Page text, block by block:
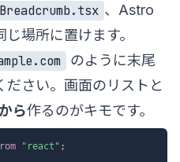
、Astro
場所に置けます。
のように末尾
ださい。画面のリストと
から作るのがキモです。
"react" ;